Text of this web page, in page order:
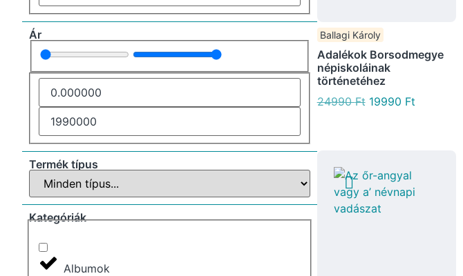
Ár
Termék típus
Kategóriák
Albumok
Ballagi Károly
Adalékok Borsodmegye
népiskoláinak
történetéhez
24990Ft 19990 Ft